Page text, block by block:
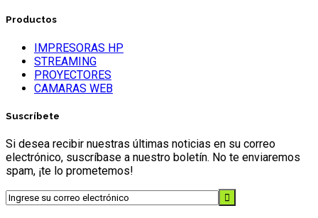
Productos
IMPRESORAS HP
STREAMING
PROYECTORES
CAMARAS WEB
Suscríbete
Si desea recibir nuestras últimas noticias en su correo
electrónico, suscríbase a nuestro boletín. No te enviaremos
spam, ¡te lo prometemos!